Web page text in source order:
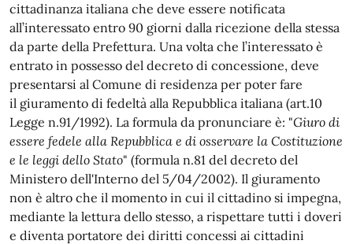
cittadinanza italiana che deve essere notificata
all’interessato entro 90 giorni dalla ricezione della stessa
da parte della Prefettura. Una volta che l’interessato è
entrato in possesso del decreto di concessione, deve
presentarsi al Comune di residenza per poter fare
il giuramento di fedeltà alla Repubblica italiana (art.10
Legge n.91/1992). La formula da pronunciare è: "Giuro di
essere fedele alla Repubblica e di osservare la Costituzione
e le leggi dello Stato" (formula n.81 del decreto del
Ministero dell'Interno del 5/04/2002). Il giuramento
non è altro che il momento in cui il cittadino si impegna,
mediante la lettura dello stesso, a rispettare tutti i doveri
e diventa portatore dei diritti concessi ai cittadini